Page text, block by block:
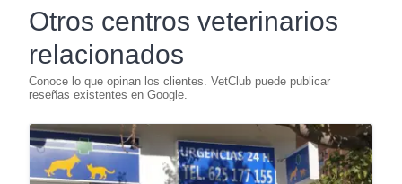
Otros centros veterinarios
relacionados